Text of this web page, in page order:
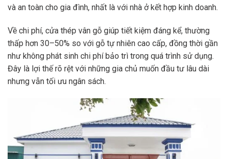
và an toàn cho gia đình, nhất là với nhà ở kết hợp kinh doanh.
Về chi phí, cửa thép vân gỗ giúp tiết kiệm đáng kể, thường
thấp hơn 30–50% so với gỗ tự nhiên cao cấp, đồng thời gần
như không phát sinh chi phí bảo trì trong quá trình sử dụng.
Đây là lợi thế rõ rệt với những gia chủ muốn đầu tư lâu dài
nhưng vẫn tối ưu ngân sách.